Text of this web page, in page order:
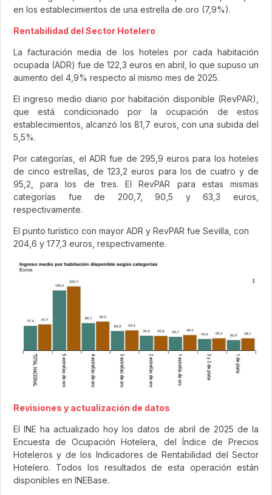
en los establecimientos de una estrella de oro (7,9%).
Rentabilidad del Sector Hotelero
La facturación media de los hoteles por cada habitación
ocupada (ADR) fue de 122,3 euros en abril, lo que supuso un
aumento del 4,9% respecto al mismo mes de 2025.
El ingreso medio diario por habitación disponible (RevPAR),
que está condicionado por la ocupación de estos
establecimientos, alcanzó los 81,7 euros, con una subida del
5,5%.
Por categorías, el ADR fue de 295,9 euros para los hoteles
de cinco estrellas, de 123,2 euros para los de cuatro y de
95,2, para los de tres. El RevPAR para estas mismas
categorías fue de 200,7, 90,5 y 63,3 euros,
respectivamente.
El punto turístico con mayor ADR y RevPAR fue Sevilla, con
204,6 y 177,3 euros, respectivamente.
Revisiones y actualización de datos
El INE ha actualizado hoy los datos de abril de 2025 de la
Encuesta de Ocupación Hotelera, del Índice de Precios
Hoteleros y de los Indicadores de Rentabilidad del Sector
Hotelero. Todos los resultados de esta operación están
disponibles en INEBase.